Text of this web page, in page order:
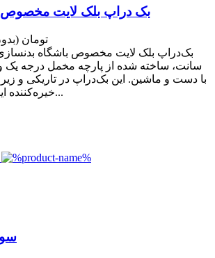
بک دراپ بلک لایت مخصوص
3,500,000 تومان
سانت، ساخته شده از پارچه مخمل درجه یک
با دست و ماشین. این بک‌دراپ در تاریکی و زیر
خیره‌کننده ایجاد می‌کند و حتی در...